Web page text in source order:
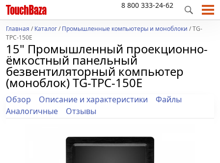
8 800 333-24-62
Главная /Каталог/Промышленные компьютеры и моноблоки / TG-
TPC-150E
15" Промышленный проекционно-
ёмкостный панельный
безвентиляторный компьютер
(моноблок) TG-TPC-150E
Обзор Описание и характеристики
Файлы
Аналогичные
Отзывы